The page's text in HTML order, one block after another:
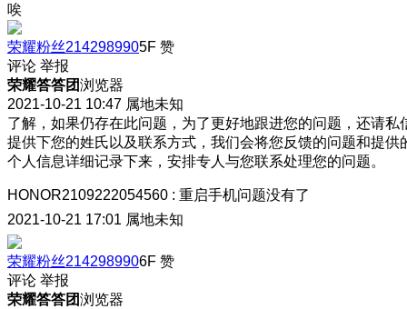
唉
荣耀粉丝2142989905F 赞
评论 举报
荣耀答答团浏览器
2021-10-21 10:47 属地未知
了解，如果仍存在此问题，为了更好地跟进您的问题，还请私
提供下您的姓氏以及联系方式，我们会将您反馈的问题和提供
个人信息详细记录下来，安排专人与您联系处理您的问题。
HONOR2109222054560 : 重启手机问题没有了
2021-10-21 17:01 属地未知
荣耀粉丝2142989906F 赞
评论 举报
荣耀答答团浏览器